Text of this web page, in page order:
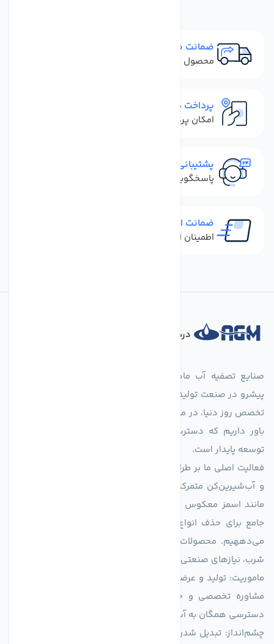
ضمانت مرجوعی
محصول نباید آسیب دیده باشد
پرداخت در محل
امکان پرداخت کل فاکتور در محل
پشتیبانی سریع
پاسخگویی سریع به تماس‌ها و پیام‌ها
ضمانت اصل بودن کالا
اطمینان از خرید کالای اورجینال
درباره فروشگاه
پیشرو در صنعت تولید تجهیزات تصفیه آب، با تکیه بر دانش فنی و
تخصص روز دنیا، در مسیر تأمین آب سالم و پایدار گام برمی‌دارد. ما
باور داریم که دسترسی به آب پاک، یک حق اساسی و زیربنای
توسعه پایدار است.
فعالیت اصلی ما بر طراحی و تولید سیستم‌های پیشرفته تصفیه آب
و آب‌شیرین‌کن متمرکز است. ما با بهره‌گیری از فناوری‌های نوین
جامع برای حذف انواع آلاینده‌ها، املاح و نمک از منابع آبی ارائه
می‌دههیم. محصولات ما برای مصارف متنوعی از جمله تأمین آب
شرب، نیازهای صنعتی و کشاورزی طراحی و بهینه‌سازی شده‌اند.
ماموریت: تولید و عرضه محصولاتی با بالاترین استاندارد کیفی، ارائه
مشاوره تخصصی و خدمات پس از فروش مطمئن برای تضمین
دسترسی همگان به آب پاک و سالم.
چشم‌انداز: تبدیل شدن به انتخاب اول صنایع و مصرف‌کنندگان در